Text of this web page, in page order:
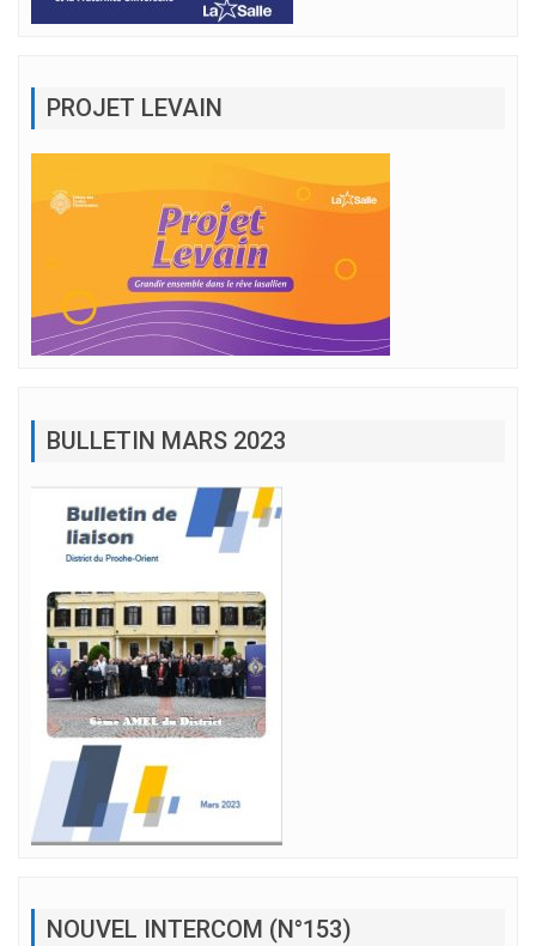
PROJET LEVAIN
BULLETIN MARS 2023
NOUVEL INTERCOM (N°153)